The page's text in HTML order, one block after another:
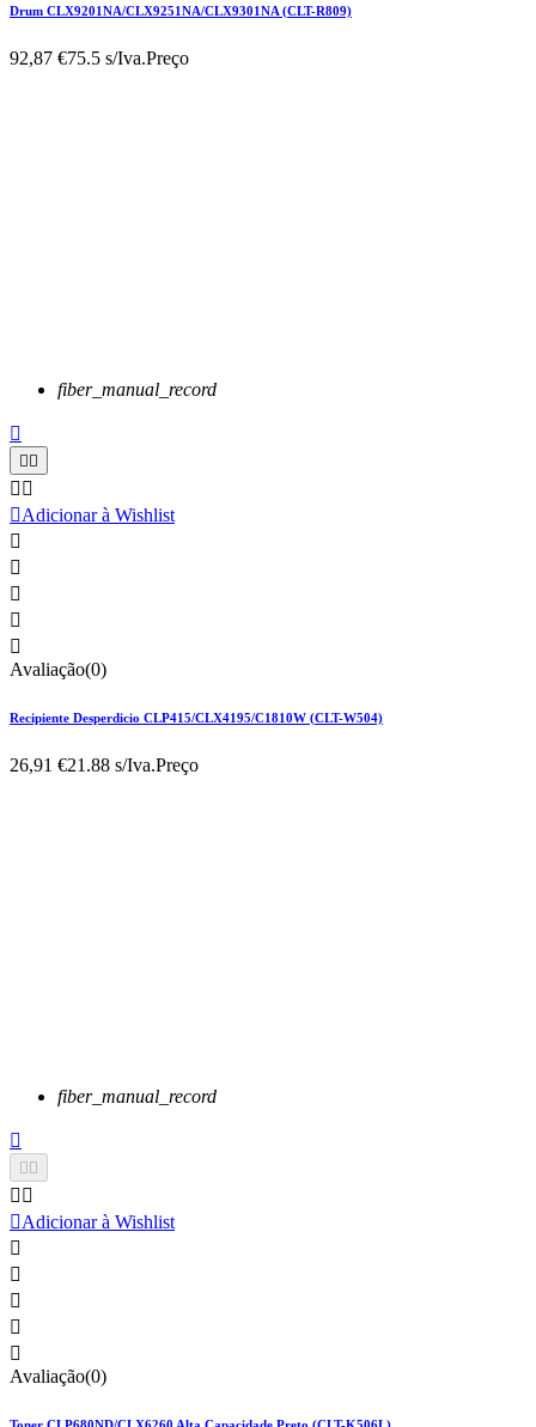
Drum CLX9201NA/CLX9251NA/CLX9301NA (CLT-R809)
92,87 €75.5 s/Iva.Preço
fiber_manual_record

 
 
Adicionar à Wishlist





Avaliação(0)
Recipiente Desperdicio CLP415/CLX4195/C1810W (CLT-W504)
26,91 €21.88 s/Iva.Preço
fiber_manual_record

 
 
Adicionar à Wishlist





Avaliação(0)